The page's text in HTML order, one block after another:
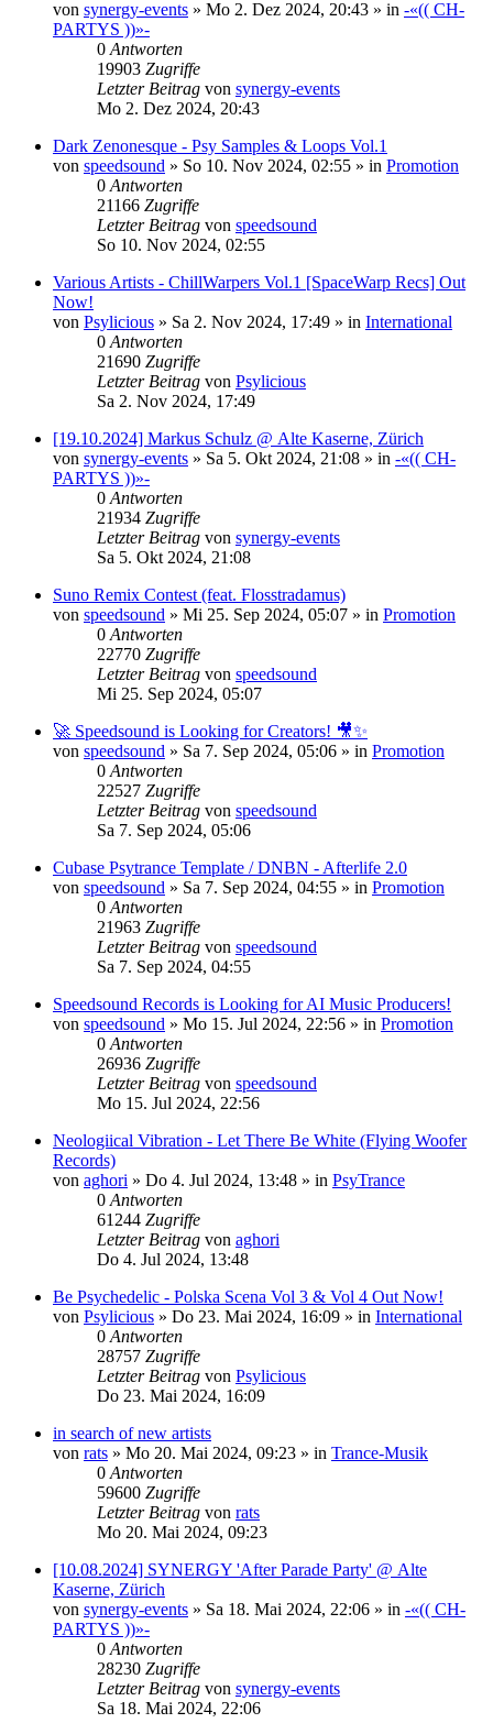
von synergy-events » Mo 2. Dez 2024, 20:43 » in -«(( CH-
PARTYS ))»-
0 Antworten
19903 Zugriffe
Letzter Beitrag von synergy-events
Mo 2. Dez 2024, 20:43
Dark Zenonesque - Psy Samples & Loops Vol.1
von speedsound » So 10. Nov 2024, 02:55 » in Promotion
0 Antworten
21166 Zugriffe
Letzter Beitrag von speedsound
So 10. Nov 2024, 02:55
Various Artists - ChillWarpers Vol.1 [SpaceWarp Recs] Out
Now!
von Psylicious » Sa 2. Nov 2024, 17:49 » in International
0 Antworten
21690 Zugriffe
Letzter Beitrag von Psylicious
Sa 2. Nov 2024, 17:49
[19.10.2024] Markus Schulz @ Alte Kaserne, Zürich
von synergy-events » Sa 5. Okt 2024, 21:08 » in -«(( CH-
PARTYS ))»-
0 Antworten
21934 Zugriffe
Letzter Beitrag von synergy-events
Sa 5. Okt 2024, 21:08
Suno Remix Contest (feat. Flosstradamus)
von speedsound » Mi 25. Sep 2024, 05:07 » in Promotion
0 Antworten
22770 Zugriffe
Letzter Beitrag von speedsound
Mi 25. Sep 2024, 05:07
🚀 Speedsound is Looking for Creators! 🎥✨
von speedsound » Sa 7. Sep 2024, 05:06 » in Promotion
0 Antworten
22527 Zugriffe
Letzter Beitrag von speedsound
Sa 7. Sep 2024, 05:06
Cubase Psytrance Template / DNBN - Afterlife 2.0
von speedsound » Sa 7. Sep 2024, 04:55 » in Promotion
0 Antworten
21963 Zugriffe
Letzter Beitrag von speedsound
Sa 7. Sep 2024, 04:55
Speedsound Records is Looking for AI Music Producers!
von speedsound » Mo 15. Jul 2024, 22:56 » in Promotion
0 Antworten
26936 Zugriffe
Letzter Beitrag von speedsound
Mo 15. Jul 2024, 22:56
Neologiical Vibration - Let There Be White (Flying Woofer
Records)
von aghori » Do 4. Jul 2024, 13:48 » in PsyTrance
0 Antworten
61244 Zugriffe
Letzter Beitrag von aghori
Do 4. Jul 2024, 13:48
Be Psychedelic - Polska Scena Vol 3 & Vol 4 Out Now!
von Psylicious » Do 23. Mai 2024, 16:09 » in International
0 Antworten
28757 Zugriffe
Letzter Beitrag von Psylicious
Do 23. Mai 2024, 16:09
in search of new artists
von rats » Mo 20. Mai 2024, 09:23 » in Trance-Musik
0 Antworten
59600 Zugriffe
Letzter Beitrag von rats
Mo 20. Mai 2024, 09:23
[10.08.2024] SYNERGY 'After Parade Party' @ Alte
Kaserne, Zürich
von synergy-events » Sa 18. Mai 2024, 22:06 » in -«(( CH-
PARTYS ))»-
0 Antworten
28230 Zugriffe
Letzter Beitrag von synergy-events
Sa 18. Mai 2024, 22:06